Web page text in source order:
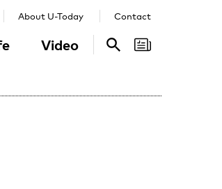
Video
About U-Today Contact
Search